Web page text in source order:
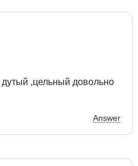
дутый ,цельный довольно
Answer